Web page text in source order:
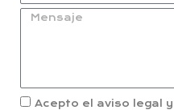
Acepto el aviso legal